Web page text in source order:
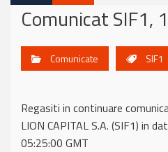
Comunicat SIF1,
Comunicate SIF1
Regasiti in continuare
LION CAPITAL S.A. (SIF1) in
05:25:00 GMT